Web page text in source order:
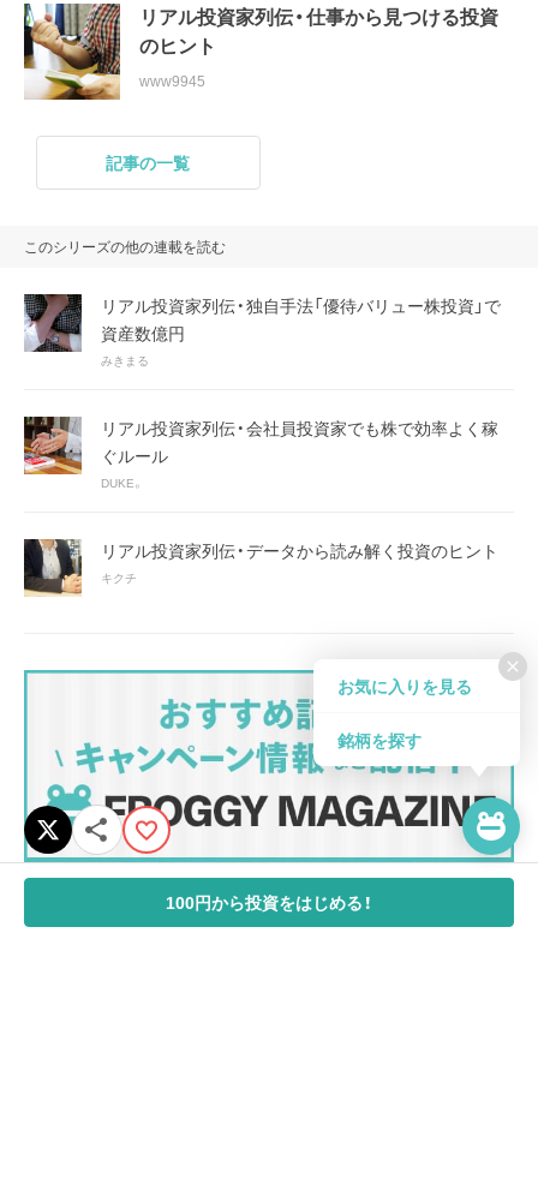
リアル投資家列伝・仕事から見つける投資
のヒント
www9945
記事の一覧
このシリーズの他の連載を読む
リアル投資家列伝・独自手法「優待バリュー株投資」で
資産数億円
みきまる
リアル投資家列伝・会社員投資家でも株で効率よく稼
ぐルール
DUKE。
リアル投資家列伝・データから読み解く投資のヒント
キクチ
100円から投資をはじめる！
close
お気に入りを見る
銘柄を探す